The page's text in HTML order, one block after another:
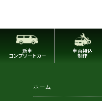
新車
コンプリートカー
車両持込
制作
ホーム